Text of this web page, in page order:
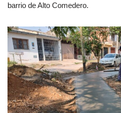
barrio de Alto Comedero.